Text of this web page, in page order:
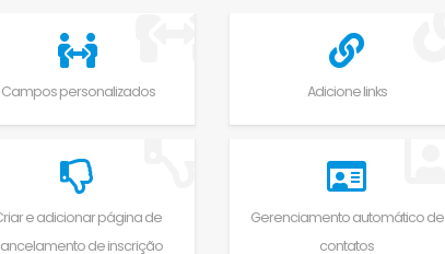
Campos personalizados Adicione links
e adicionar página de
de inscrição
Gerenciamento automático de
contatos